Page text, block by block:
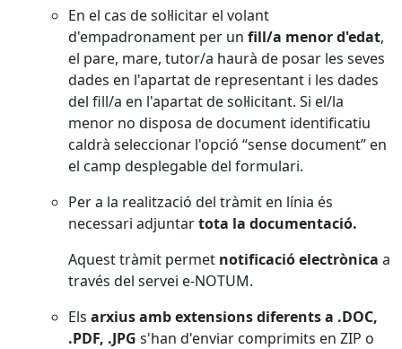
En el cas de sol·licitar el volant
d'empadronament per un fill/a menor d'edat,
el pare, mare, tutor/a haurà de posar les seves
dades en l'apartat de representant i les dades
del fill/a en l'apartat de sol·licitant. Si el/la
menor no disposa de document identificatiu
caldrà seleccionar l'opció “sense document” en
el camp desplegable del formulari.
Per a la realització del tràmit en línia és
necessari adjuntartota la documentació.
Aquest tràmit permet notificació electrònica a
través del servei e-NOTUM.
Els arxius amb extensions diferents a .DOC,
.PDF, .JPG s'han d'enviar comprimits en ZIP o